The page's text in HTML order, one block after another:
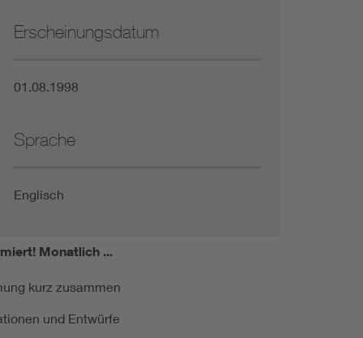
Erscheinungsdatum
01.08.1998
Sprache
Englisch
Monatlich ...
kurz zusammen
und Entwürfe